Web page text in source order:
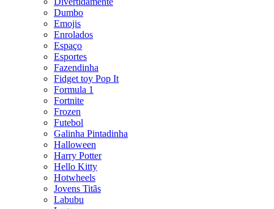
Dumbo
Emojis
Enrolados
Espaço
Esportes
Fazendinha
Fidget toy Pop It
Formula 1
Fortnite
Frozen
Futebol
Galinha Pintadinha
Halloween
Harry Potter
Hello Kitty
Hotwheels
Jovens Titãs
Labubu